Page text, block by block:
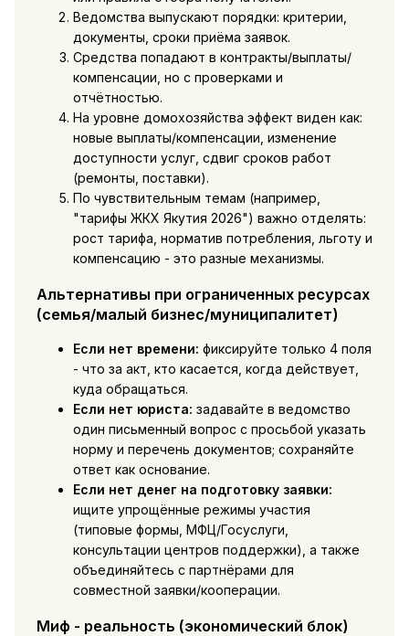
Ведомства выпускают порядки: критерии,
документы, сроки приёма заявок.
Средства попадают в контракты/выплаты/
компенсации, но с проверками и
отчётностью.
На уровне домохозяйства эффект виден как:
новые выплаты/компенсации, изменение
доступности услуг, сдвиг сроков работ
(ремонты, поставки).
По чувствительным темам (например,
"тарифы ЖКХ Якутия 2026") важно отделять:
рост тарифа, норматив потребления, льготу и
компенсацию - это разные механизмы.
Альтернативы при ограниченных ресурсах
(семья/малый бизнес/муниципалитет)
Если нет времени: фиксируйте только 4 поля
- что за акт, кто касается, когда действует,
куда обращаться.
Если нет юриста: задавайте в ведомство
один письменный вопрос с просьбой указать
норму и перечень документов; сохраняйте
ответ как основание.
Если нет денег на подготовку заявки:
ищите упрощённые режимы участия
(типовые формы, МФЦ/Госуслуги,
консультации центров поддержки), а также
объединяйтесь с партнёрами для
совместной заявки/кооперации.
Миф - реальность (экономический блок)